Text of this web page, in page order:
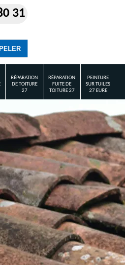
31
RÉPARATION
DE TOITURE
27
RÉPARATION
FUITE DE
TOITURE 27
PEINTURE
SUR TUILES
27 EURE